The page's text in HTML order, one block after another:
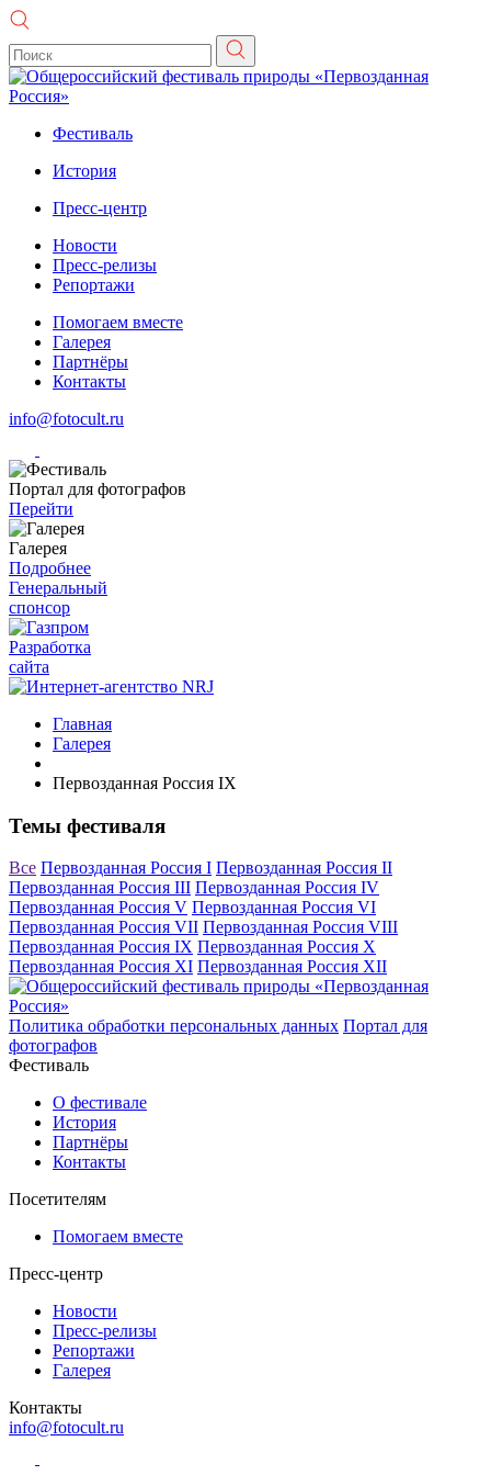
Фестиваль
История
Пресс-центр
Новости
Пресс-релизы
Репортажи
Помогаем вместе
Галерея
Партнёры
Контакты
info@fotocult.ru
Портал для фотографов
Перейти
Галерея
Подробнее
Генеральный
спонсор
Разработка
сайта
Главная
Галерея
Первозданная Россия IX
Темы фестиваля
Все Первозданная Россия I Первозданная Россия II
Первозданная Россия III Первозданная Россия IV
Первозданная Россия V Первозданная Россия VI
Первозданная Россия VII Первозданная Россия VIII
Первозданная Россия IX Первозданная Россия X
Первозданная Россия XI Первозданная Россия XII
Политика обработки персональных данных Портал для
фотографов
Фестиваль
О фестивале
История
Партнёры
Контакты
Посетителям
Помогаем вместе
Пресс-центр
Новости
Пресс-релизы
Репортажи
Галерея
Контакты
info@fotocult.ru